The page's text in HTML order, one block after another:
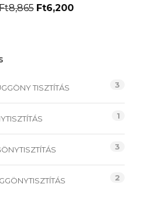
8,865 Original
Ft6,200Current
TISZTÍTÁS 3
1
3
2